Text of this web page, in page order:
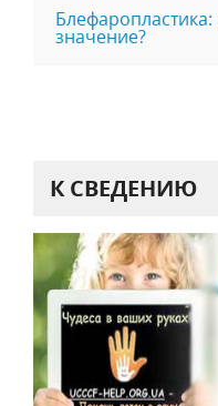
значение?
К СВЕДЕНИЮ